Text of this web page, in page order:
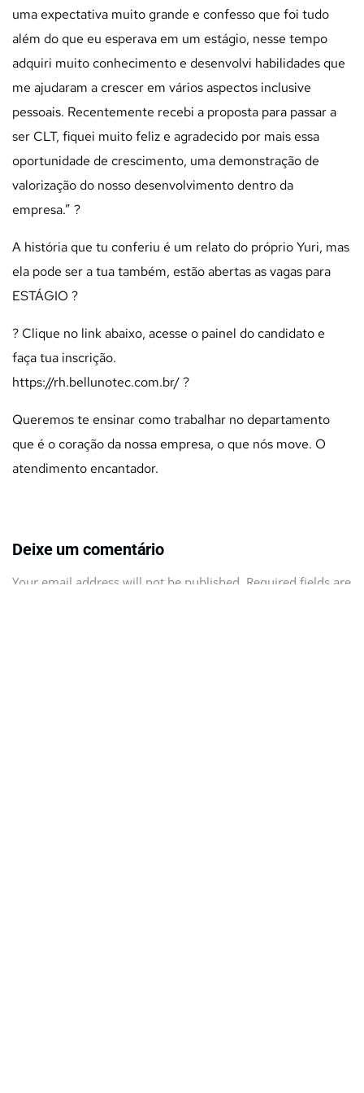
uma expectativa muito grande e confesso que foi tudo
além do que eu esperava em um estágio, nesse tempo
adquiri muito conhecimento e desenvolvi habilidades que
me ajudaram a crescer em vários aspectos inclusive
pessoais. Recentemente recebi a proposta para passar a
ser CLT, fiquei muito feliz e agradecido por mais essa
oportunidade de crescimento, uma demonstração de
valorização do nosso desenvolvimento dentro da
empresa.” ?
A história que tu conferiu é um relato do próprio Yuri, mas
ela pode ser a tua também, estão abertas as vagas para
ESTÁGIO ?
? Clique no link abaixo, acesse o painel do candidato e
faça tua inscrição.
https://rh.bellunotec.com.br/?
Queremos te ensinar como trabalhar no departamento
que é o coração da nossa empresa, o que nós move. O
atendimento encantador.
Deixe um comentário
Your email address will not be published. Required fields are